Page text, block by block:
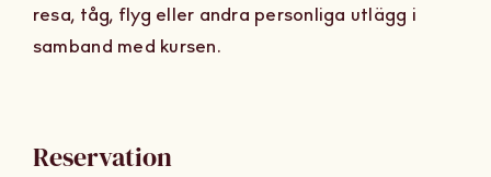
resa, tåg, flyg eller andra personliga utlägg i
samband med kursen.
Reservation